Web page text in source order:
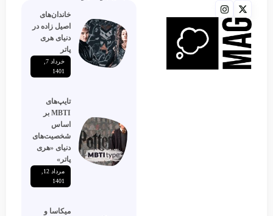
خاندان‌های
اصیل زاده‌ در
دنیای هری
پاتر
1401
تایپ‌های
MBTI بر
اساس
شخصیت‌های
دنیای «هری
پاتر»
1401
میکاسا و